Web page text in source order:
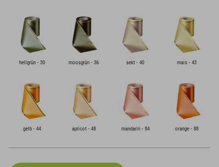
hellgrün - 30 moosgrün - 36 sekt - 40 mais - 43
gelb - 44 apricot - 48 mandarin - 84 orange - 88